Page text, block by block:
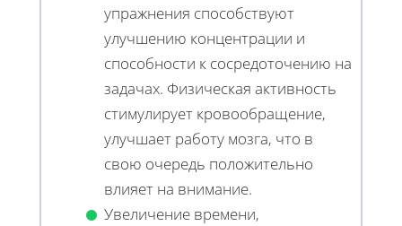
упражнения способствуют
улучшению концентрации и
способности к сосредоточению на
задачах. Физическая активность
стимулирует кровообращение,
улучшает работу мозга, что в
свою очередь положительно
влияет на внимание.
Увеличение времени,